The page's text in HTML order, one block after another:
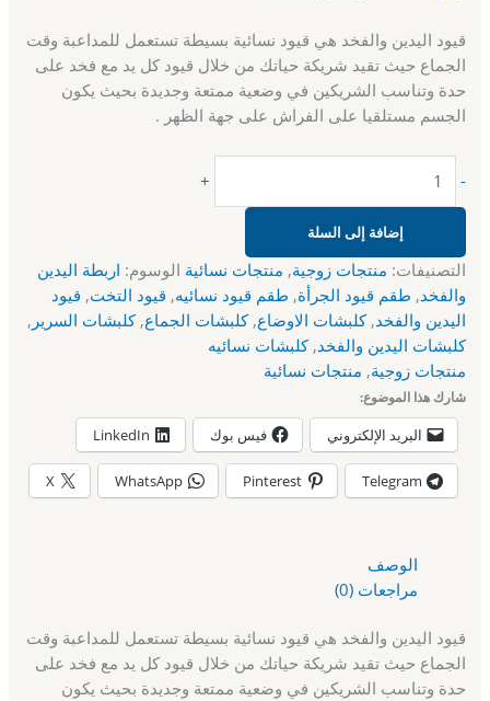
قيود اليدين والفخد هي قيود نسائية بسيطة تستعمل للمداعبة وقت
الجماع حيث تقيد شريكة حياتك من خلال قيود كل يد مع فخد على
حدة وتناسب الشريكين في وضعية ممتعة وجديدة بحيث يكون
الجسم مستلقيا على الفراش على جهة الظهر .
-
+
إضافة إلى السلة
التصنيفات: منتجات زوجية, منتجات نسائية الوسوم: اربطة اليدين
والفخد, طقم قيود الجرأة, طقم قيود نسائيه, قيود التخت, قيود
اليدين والفخد,كلبشات الاوضاع,كلبشات الجماع,كلبشات السرير ,
كلبشات اليدين والفخد,كلبشات نسائيه
منتجات زوجية, منتجات نسائية
شارك هذا الموضوع:
البريد الإلكتروني فيس بوك LinkedIn
Telegram
Pinterest
WhatsApp
X
الوصف
مراجعات (0)
قيود اليدين والفخد هي قيود نسائية بسيطة تستعمل للمداعبة وقت
الجماع حيث تقيد شريكة حياتك من خلال قيود كل يد مع فخد على
حدة وتناسب الشريكين في وضعية ممتعة وجديدة بحيث يكون